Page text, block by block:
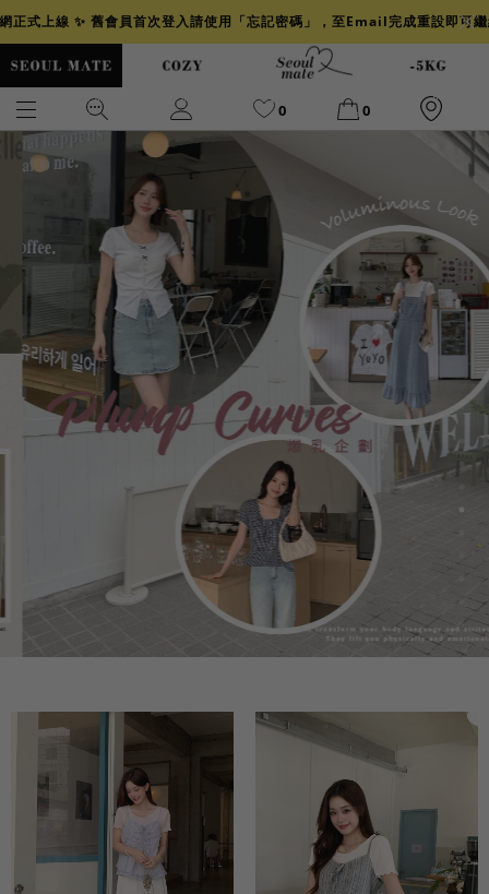
正式上線 ✨ 舊會員首次登入請使用「忘記密碼」，至Email完成重設即可
0 0
背心 舒芙蕾
透膚 小香 牛仔
襯衫 褲裙 牛仔裙
涼感